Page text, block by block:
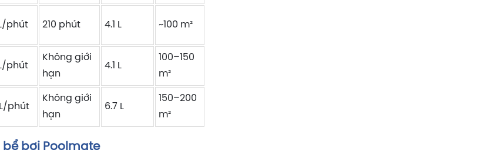
phút 210 phút 4.1 L ~100 m²
phút
Không giới
hạn
4.1 L
100–150
m²
phút
Không giới
hạn
6.7 L
150–200
m²
bể bơi Poolmate